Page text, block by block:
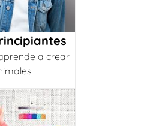
a crear